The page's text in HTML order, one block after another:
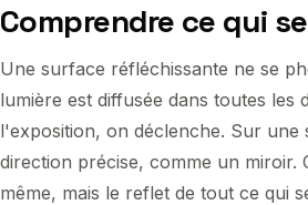
Comprendre ce qui
Une surface réfléchissante ne se
lumière est diffusée dans toutes
l'exposition, on déclenche. Sur
direction précise, comme un
même, mais le reflet de tout ce qui